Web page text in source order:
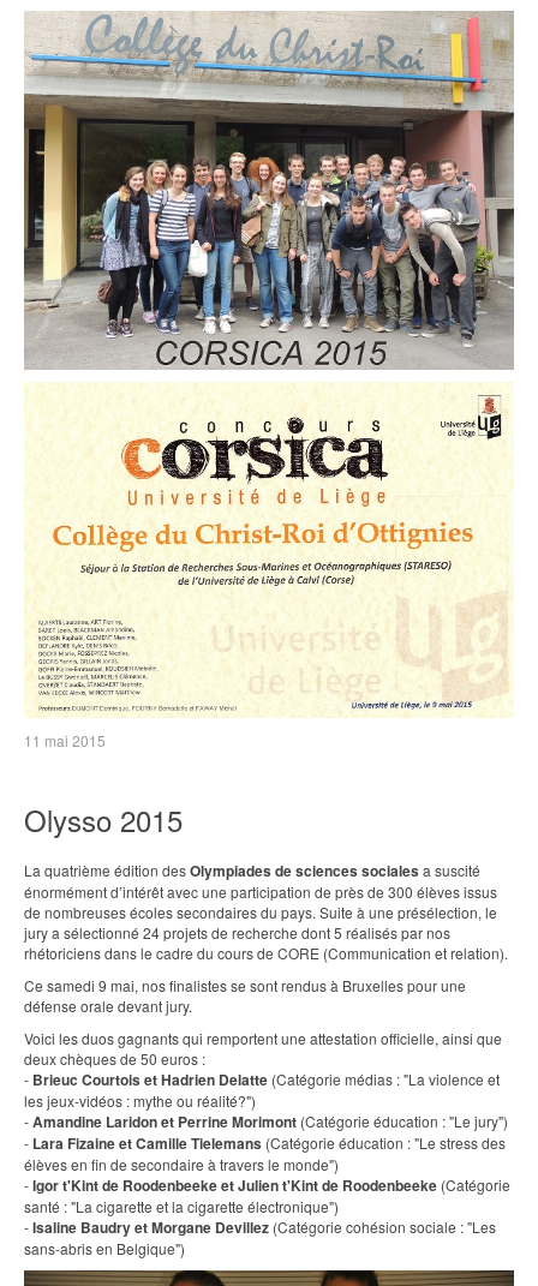
11 mai 2015
Olysso 2015
La quatrième édition desOlympiades de sciences sociales a suscité
énormément d’intérêt avec une participation de près de 300 élèves issus
de nombreuses écoles secondaires du pays. Suite à une présélection, le
jury a sélectionné 24 projets de recherche dont 5 réalisés par nos
rhétoriciens dans le cadre du cours de CORE (Communication et relation).
Ce samedi 9 mai, nos finalistes se sont rendus à Bruxelles pour une
défense orale devant jury.
Voici les duos gagnants qui remportent une attestation officielle, ainsi que
deux chèques de 50 euros :
- Brieuc Courtois et Hadrien Delatte (Catégorie médias : "La violence et
les jeux-vidéos : mythe ou réalité?")
-Amandine Laridon et Perrine Morimont (Catégorie éducation : "Le jury")
- Lara Fizaine et Camille Tielemans (Catégorie éducation : "Le stress des
élèves en fin de secondaire à travers le monde")
-Igor t'Kint de Roodenbeeke et Julien t'Kint de Roodenbeeke (Catégorie
santé : "La cigarette et la cigarette électronique")
-Isaline Baudry et Morgane Devillez (Catégorie cohésion sociale : "Les
sans-abris en Belgique")